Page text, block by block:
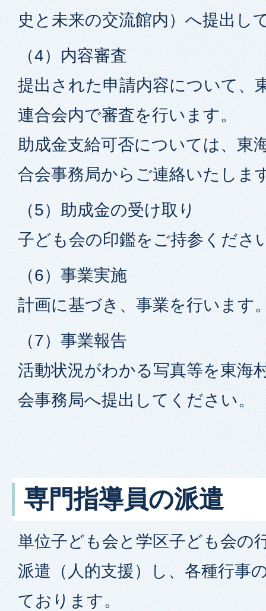
史と未来の交流館内）へ提出し
（4）内容審査
提出された申請内容について、
連合会内で審査を行います。
助成金支給可否については、東
合会事務局からご連絡いたしま
（5）助成金の受け取り
子ども会の印鑑をご持参くださ
（6）事業実施
計画に基づき、事業を行います
（7）事業報告
活動状況がわかる写真等を東海
会事務局へ提出してください。
専門指導員の派遣
単位子ども会と学区子ども会の
派遣（人的支援）し、各種行事
ております。